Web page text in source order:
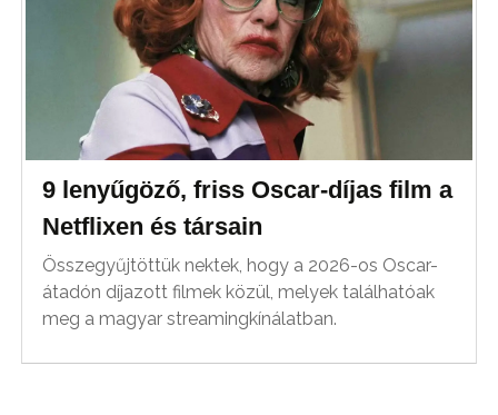
9 lenyűgöző, friss Oscar-díjas film a
Netflixen és társain
Összegyűjtöttük nektek, hogy a 2026-os Oscar-
átadón díjazott filmek közül, melyek találhatóak
meg a magyar streamingkínálatban.